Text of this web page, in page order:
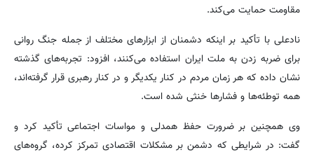
مقاومت حمایت می‌کند.
نادعلی با تأکید بر اینکه دشمنان از ابزارهای مختلف از جمله جنگ روانی
برای ضربه زدن به ملت ایران استفاده می‌کنند، افزود: تجربه‌های گذشته
نشان داده که هر زمان مردم در کنار یکدیگر و در کنار رهبری قرار گرفته‌اند،
همه توطئه‌ها و فشارها خنثی شده است.
وی همچنین بر ضرورت حفظ همدلی و مواسات اجتماعی تأکید کرد و
گفت: در شرایطی که دشمن بر مشکلات اقتصادی تمرکز کرده، گروه‌های